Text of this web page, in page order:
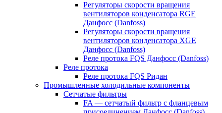
Регуляторы скорости вращения
вентиляторов конденсатора RGE
Данфосс (Danfoss)
Регуляторы скорости вращения
вентиляторов конденсатора XGE
Данфосс (Danfoss)
Реле протока FQS Данфосс (Danfoss)
Реле протока
Реле протока FQS Ридан
Промышленные холодильные компоненты
Сетчатые фильтры
FA — сетчатый фильтр с фланцевым